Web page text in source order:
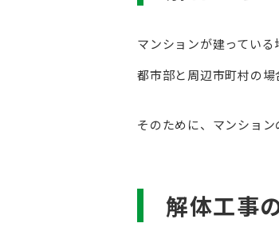
マンションが建ってい
都市部と周辺市町村の場
そのために、マンショ
解体工事